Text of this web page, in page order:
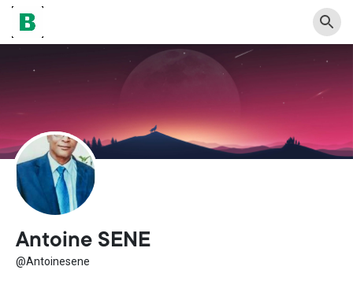
Antoine SENE
@Antoinesene